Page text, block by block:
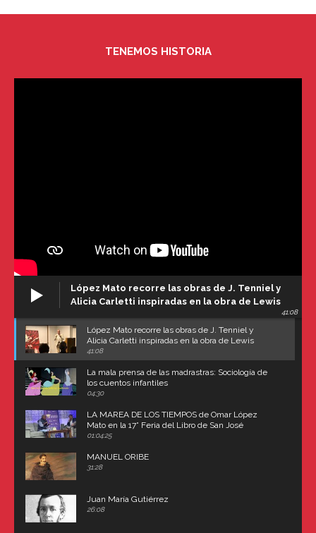
TENEMOS HISTORIA
López Mato recorre las obras de J. Tenniel y
Alicia Carletti inspiradas en la obra de Lewis
41:08
López Mato recorre las obras de J. Tenniel y
Alicia Carletti inspiradas en la obra de Lewis
Carroll
41:08
La mala prensa de las madrastras: Sociología de
los cuentos infantiles
04:30
LA MAREA DE LOS TIEMPOS de Omar López
Mato en la 17° Feria del Libro de San José
(Uruguay)
01:04:25
MANUEL ORIBE
31:28
Juan María Gutiérrez
26:08